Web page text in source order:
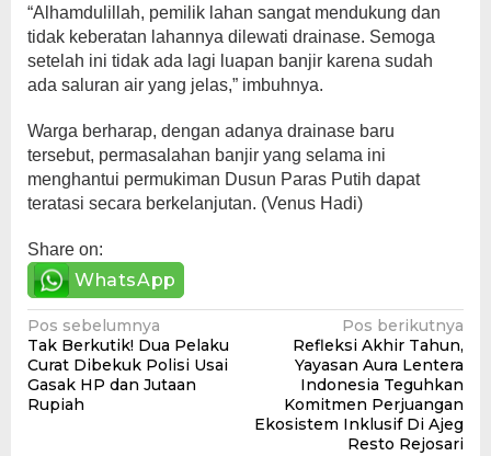
“Alhamdulillah, pemilik lahan sangat mendukung dan
tidak keberatan lahannya dilewati drainase. Semoga
setelah ini tidak ada lagi luapan banjir karena sudah
ada saluran air yang jelas,” imbuhnya.
Warga berharap, dengan adanya drainase baru
tersebut, permasalahan banjir yang selama ini
menghantui permukiman Dusun Paras Putih dapat
teratasi secara berkelanjutan. (Venus Hadi)
Share on:
WhatsApp
Navigasi
pos
Pos sebelumnya
Tak Berkutik! Dua Pelaku
Curat Dibekuk Polisi Usai
Gasak HP dan Jutaan
Rupiah
Pos berikutnya
Refleksi Akhir Tahun,
Yayasan Aura Lentera
Indonesia Teguhkan
Komitmen Perjuangan
Ekosistem Inklusif Di Ajeg
Resto Rejosari